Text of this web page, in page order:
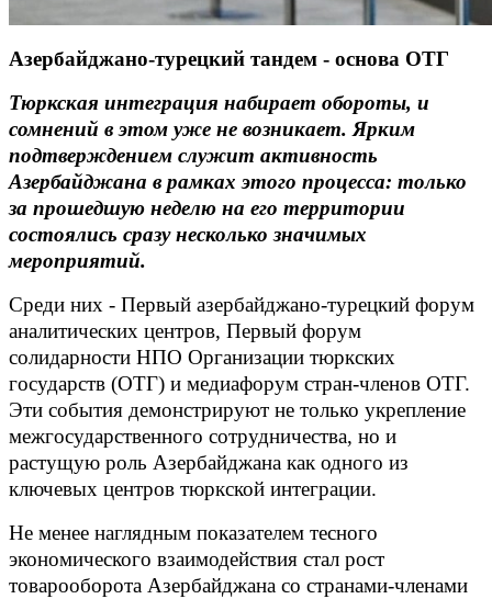
Азербайджано-турецкий тандем - основа ОТГ
Тюркская интеграция набирает обороты, и
сомнений в этом уже не возникает. Ярким
подтверждением служит активность
Азербайджана в рамках этого процесса: только
за прошедшую неделю на его территории
состоялись сразу несколько значимых
мероприятий.
Среди них - Первый азербайджано-турецкий форум
аналитических центров, Первый форум
солидарности НПО Организации тюркских
государств (ОТГ) и медиафорум стран-членов ОТГ.
Эти события демонстрируют не только укрепление
межгосударственного сотрудничества, но и
растущую роль Азербайджана как одного из
ключевых центров тюркской интеграции.
Не менее наглядным показателем тесного
экономического взаимодействия стал рост
товарооборота Азербайджана со странами-членами